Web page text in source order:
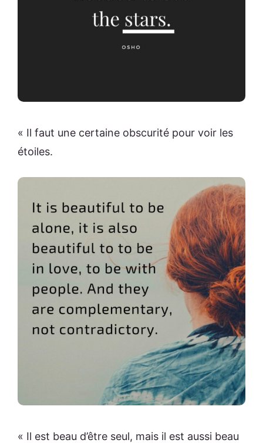
« Il faut une certaine obscurité pour voir les
étoiles.
« Il est beau d’être seul, mais il est aussi beau